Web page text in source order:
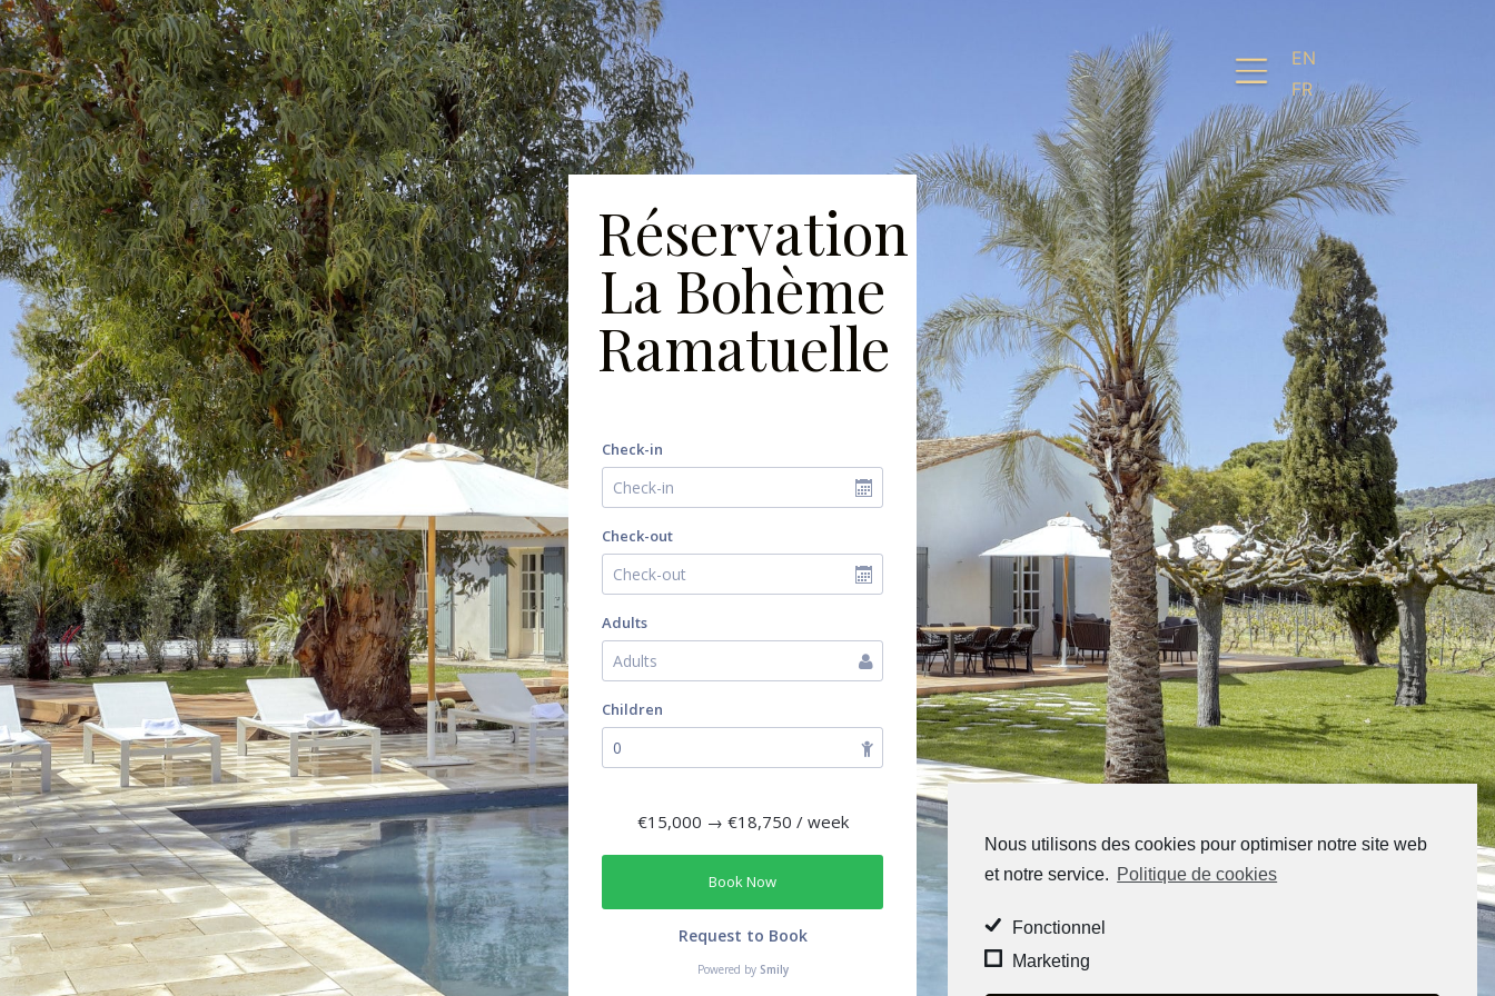
Nous utilisons des cookies pour optimiser notre site web
et notre service. Politique de cookies
Fonctionnel
Marketing
EN
FR
Réservation
La Bohème
Ramatuelle
Check-in
Check-out
Adults
Children
€15,000 → €18,750 / week
Book Now
Request to Book
Powered by Smily